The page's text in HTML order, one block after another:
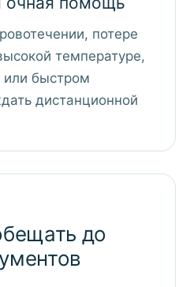
потере
температуре,
или быстром
дистанционной
до